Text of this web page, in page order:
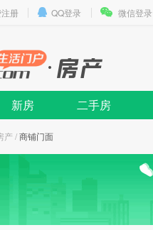
册 QQ登录 微信登录
新房 二手房
产/商铺门面